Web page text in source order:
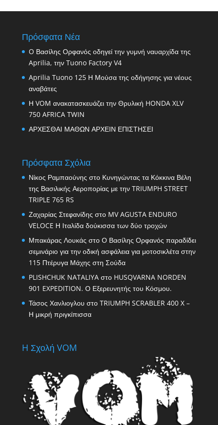
Πρόσφατα Νέα
O Βασίλης Ορφανός οδηγεί την γυμνή ναυαρχίδα της
Aprilia, την Tuono Factory V4
Aprilia Tuono 125 Η Μούσα της οδήγησης για νέους
αναβάτες
Η VOM ανακατασκευάζει την Θρυλική HONDA XLV
750 AFRICA TWIN
ΑΡΧΕΣΘΑΙ ΜΑΘΩΝ ΑΡΧΕΙΝ ΕΠΙΣΤΗΣΕΙ
Πρόσφατα Σχόλια
Νίκος Ραμπαούνης στο Κυνηγώντας τα Κόκκινα Βέλη
της Βασιλικής Αεροπορίας με την TRIUMPH STREET
TRIPLE 765 RS
Ζαχαρίας Στεφανίδης στο MV AGUSTA ENDURO
VELOCE Η Ιταλίδα δούκισσα των δύο τροχών
Μπακάρας Λουκάς στο Ο Βασίλης Ορφανός παραδίδει
σεμινάριο για την οδική ασφάλεια για μοτοσικλέτα στην
115 Πτέρυγα Μάχης στη Σούδα
PLISHCHUK NATALIYAστο HUSQVARNA NORDEN
901 EXPEDITION. Ο Εξερευνητής του Κόσμου.
Τάσος Χανλιογλου στο TRIUMPH SCRABLER 400 X –
Η μικρή πριγκίπισσα
H Σχολή VOM